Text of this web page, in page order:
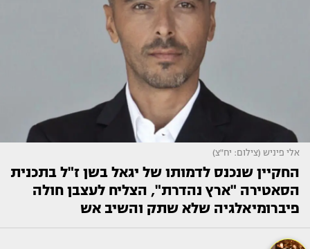
אלי פיניש (צילום: יח"צ)
החקיין שנכנס לדמותו של יגאל בשן ז"ל בתכנית
הסאטירה "ארץ נהדרת", הצליח לעצבן חולה
פיברומיאלגיה שלא שתק והשיב אש